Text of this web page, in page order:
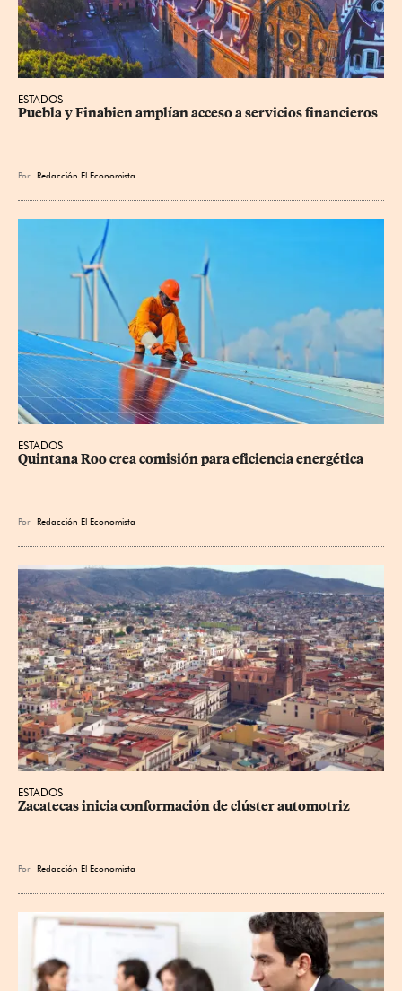
ESTADOS
Puebla y Finabien amplían acceso a servicios financieros
Por Redacción El Economista
ESTADOS
Quintana Roo crea comisión para eficiencia energética
Por Redacción El Economista
ESTADOS
Zacatecas inicia conformación de clúster automotriz
Por Redacción El Economista